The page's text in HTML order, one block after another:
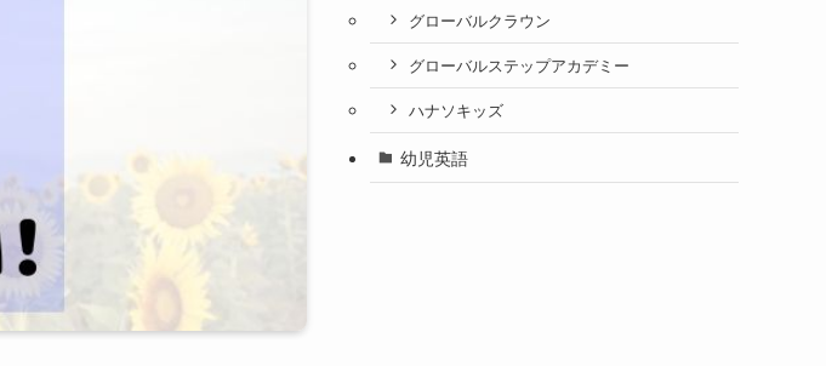
グローバルクラウン
グローバルステップアカデミー
ハナソキッズ
幼児英語